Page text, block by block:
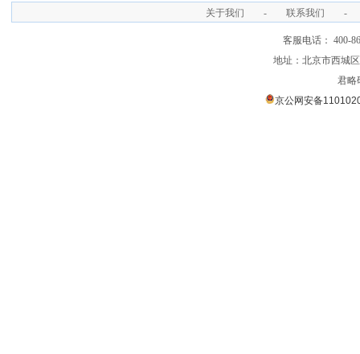
关于我们 - 联系我们 -
客服电话： 400-
地址：北京市西城
君略
京公网安备